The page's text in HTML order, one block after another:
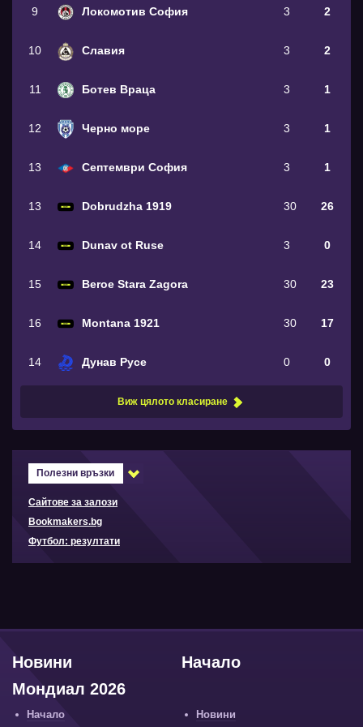
9 Локомотив София 3 2
10 Славия 3 2
11 Ботев Враца 3 1
12 Черно море 3 1
13 Септември София 3 1
13 Dobrudzha 1919 30 26
14 Dunav ot Ruse 3 0
15 Beroe Stara Zagora 30 23
16 Montana 1921 30 17
14 Дунав Русе 0 0
Виж цялото класиране
Полезни връзки
Сайтове за залози
Bookmakers.bg
Футбол: резултати
Начало
Новини
Мондиал 2026
Начало Новини